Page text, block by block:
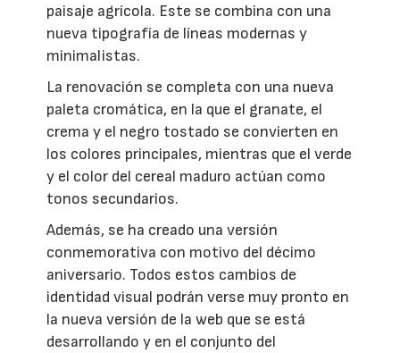
paisaje agrícola. Este se combina con una
nueva tipografía de líneas modernas y
minimalistas.
La renovación se completa con una nueva
paleta cromática, en la que el granate, el
crema y el negro tostado se convierten en
los colores principales, mientras que el verde
y el color del cereal maduro actúan como
tonos secundarios.
Además, se ha creado una versión
conmemorativa con motivo del décimo
aniversario. Todos estos cambios de
identidad visual podrán verse muy pronto en
la nueva versión de la web que se está
desarrollando y en el conjunto del